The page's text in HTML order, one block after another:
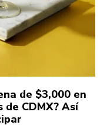
de $3,000 en
CDMX? Así